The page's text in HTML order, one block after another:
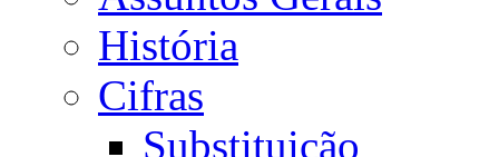
História
Cifras
Substituição